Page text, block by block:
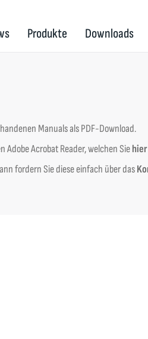
Produkte Downloads
Manuals als PDF-Download.
Acrobat Reader, welchen Siehier
fordern Sie diese einfach über das